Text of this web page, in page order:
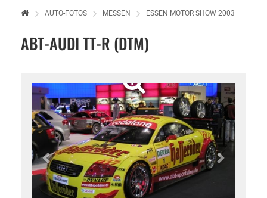
AUTO-FOTOS MESSEN ESSEN MOTOR SHOW 2003
ABT-AUDI TT-R (DTM)